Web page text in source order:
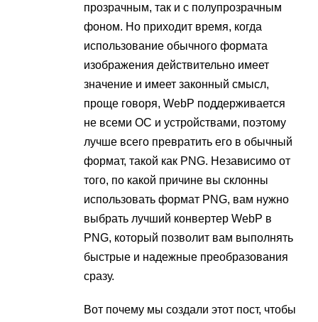
прозрачным, так и с полупрозрачным
фоном. Но приходит время, когда
использование обычного формата
изображения действительно имеет
значение и имеет законный смысл,
проще говоря, WebP поддерживается
не всеми ОС и устройствами, поэтому
лучше всего превратить его в обычный
формат, такой как PNG. Независимо от
того, по какой причине вы склонны
использовать формат PNG, вам нужно
выбрать лучший конвертер WebP в
PNG, который позволит вам выполнять
быстрые и надежные преобразования
сразу.
Вот почему мы создали этот пост, чтобы